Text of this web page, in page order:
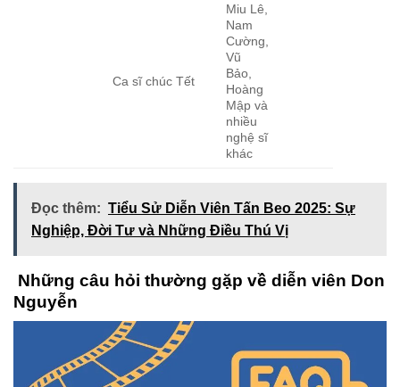
Ca sĩ chúc Tết
Miu Lê,
Nam
Cường,
Vũ
Bảo,
Hoàng
Mập và
nhiều
nghệ sĩ
khác
Đọc thêm: Tiểu Sử Diễn Viên Tấn Beo 2025: Sự
Nghiệp, Đời Tư và Những Điều Thú Vị
Những câu hỏi thường gặp về diễn viên Don
Nguyễn